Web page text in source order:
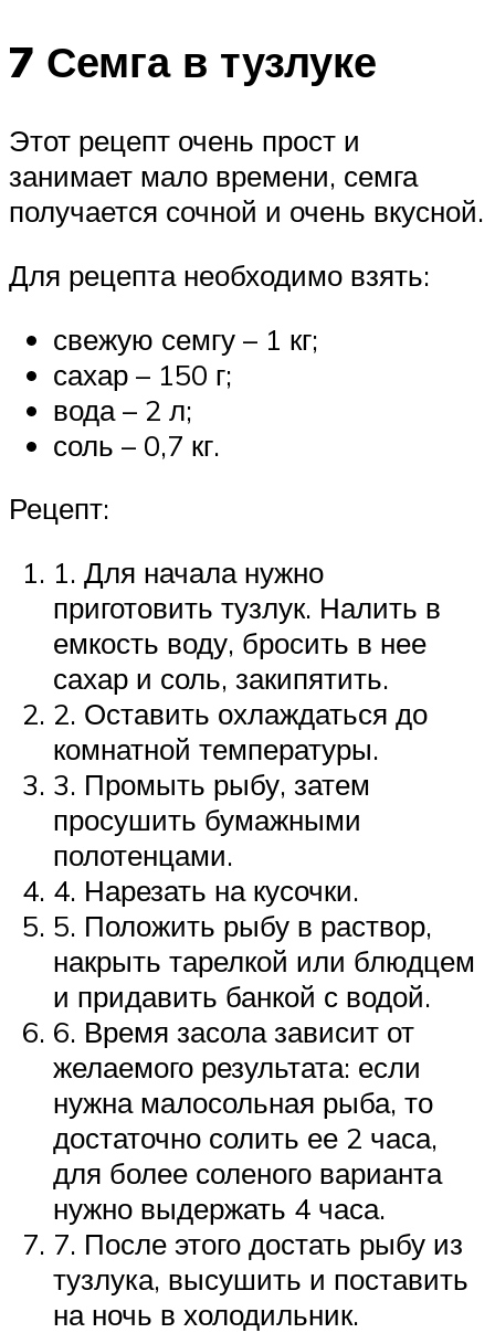
7 Семга в тузлуке
Этот рецепт очень прост и
занимает мало времени, семга
получается сочной и очень вкусной.
Для рецепта необходимо взять:
свежую семгу – 1 кг;
сахар – 150 г;
вода – 2 л;
соль – 0,7 кг.
Рецепт:
1. Для начала нужно
приготовить тузлук. Налить в
емкость воду, бросить в нее
сахар и соль, закипятить.
2. Оставить охлаждаться до
комнатной температуры.
3. Промыть рыбу, затем
просушить бумажными
полотенцами.
4. Нарезать на кусочки.
5. Положить рыбу в раствор,
накрыть тарелкой или блюдцем
и придавить банкой с водой.
6. Время засола зависит от
желаемого результата: если
нужна малосольная рыба, то
достаточно солить ее 2 часа,
для более соленого варианта
нужно выдержать 4 часа.
7. После этого достать рыбу из
тузлука, высушить и поставить
на ночь в холодильник.